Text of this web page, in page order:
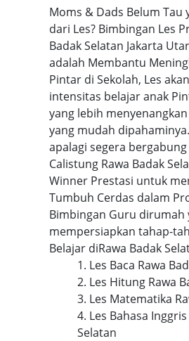
Moms & Dads Belum Tau
dari Les? Bimbingan Les
Badak Selatan Jakarta
adalah Membantu
Pintar di Sekolah, Les
intensitas belajar anak
yang lebih
yang mudah
apalagi segera
Calistung Rawa Badak
Winner Prestasi untuk
Tumbuh Cerdas dalam
Bimbingan Guru dirumah
mempersiapkan tahap-
Belajar diRawa Badak
1. Les Baca Rawa
2. Les Hitung Rawa
3. Les Matematika
4. Les Bahasa
Selatan